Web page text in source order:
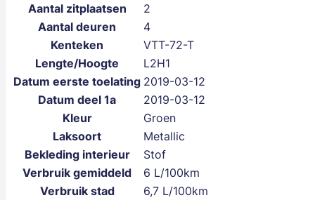
Aantal zitplaatsen
2
Aantal deuren
4
Kenteken
VTT-72-T
Lengte/Hoogte
L2H1
Datum eerste toelating 2019-03-12
Datum deel 1a
2019-03-12
Kleur
Groen
Laksoort
Metallic
Bekleding interieur
Stof
Verbruik gemiddeld
6 L/100km
Verbruik stad
6,7 L/100km